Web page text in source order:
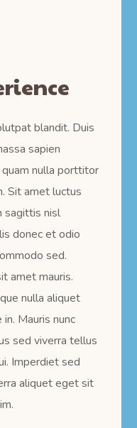
blandit. Duis
sapien
nulla porttitor
Sit amet luctus
sagittis nisl
donec et odio
sed.
amet mauris.
nulla aliquet
Mauris nunc
sed viverra tellus
Imperdiet sed
aliquet eget sit